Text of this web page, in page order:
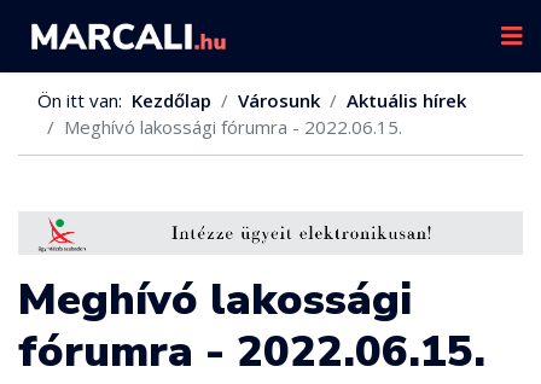
Ön itt van: Kezdőlap Városunk
Aktuális hírek
Meghívó lakossági fórumra - 2022.06.15.
Meghívó lakossági
fórumra - 2022.06.15.